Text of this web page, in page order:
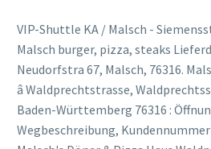
VIP-Shuttle KA / Malsch -
Malsch burger, pizza, steaks
Neudorfstra 67, Malsch, 76316.
â Waldprechtstrasse,
Baden-Württemberg 76316 :
Wegbeschreibung,